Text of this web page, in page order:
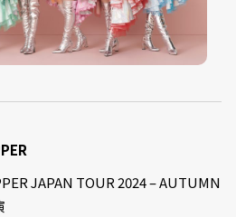
JAPAN TOUR 2024 – AUTUMN